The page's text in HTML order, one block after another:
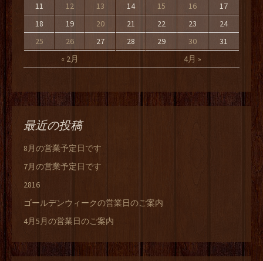
« 2月 4月 »
11
12 13 14 15 16
17
18
19 20 21 22 23
24
25
26 27 28 29 30 31
最近の投稿
8月の営業予定日です
7月の営業予定日です
2816
ゴールデンウィークの営業日のご案内
4月5月の営業日のご案内